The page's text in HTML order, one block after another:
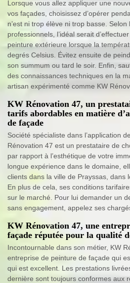
Lorsque vous allez appliquer une
vos façades, choisissez d’opérer
n’est ni trop élève ni trop basse.
professionnels, l’idéal serait d’effectuer
peinture extérieure lorsque la
degrés Celsius. Évitez ensuite de
son summum ou tard le soir. Enfin,
des connaissances techniques en la
artisan expérimenté comme KW
KW Rénovation 47, un
tarifs abordables en matière
de façade
Société spécialiste dans l’application
Rénovation 47 est un prestataire de
par rapport à l’esthétique de votre
longue expérience dans le domaine,
clients dans la ville de Prayssas, dans
En plus de cela, ses conditions
sur le marché. Pour lui demander un
sans engagement, appelez ses
KW Rénovation 47, une
façade réputée pour la qualité
Incontournable dans son métier, KW
entreprise de peinture de façade qui
qui est excellent. Les prestations
dernière sont toujours conformes aux